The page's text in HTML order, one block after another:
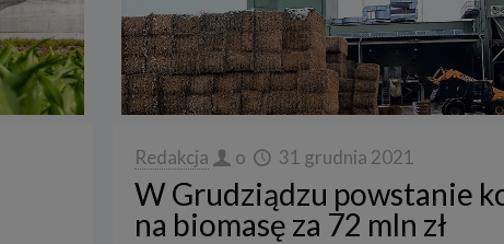
Redakcja o 31 grudnia 2021
W Grudziądzu powstanie
na biomasę za 72 mln zł